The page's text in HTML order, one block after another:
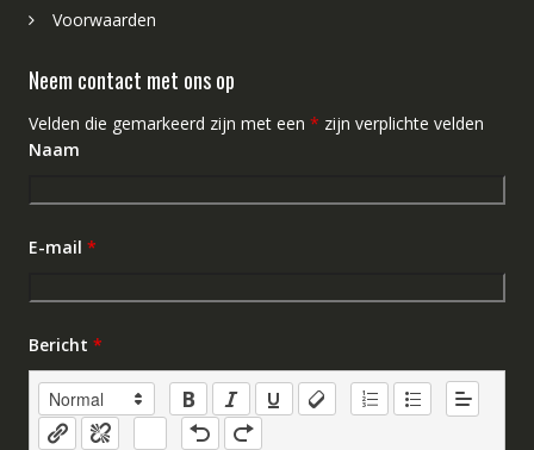
Voorwaarden
Neem contact met ons op
Velden die gemarkeerd zijn met een * zijn verplichte velden
Naam
E-mail *
Bericht *